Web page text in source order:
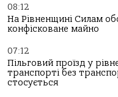
08:12
На Рівненщині Силам
конфісковане майно
07:12
Пільговий проїзд у
транспорті без
стосується